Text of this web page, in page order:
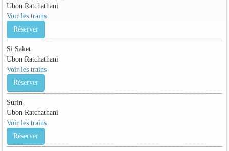
Ubon Ratchathani
Voir les trains
Réserver
Si Saket
Ubon Ratchathani
Voir les trains
Réserver
Surin
Ubon Ratchathani
Voir les trains
Réserver